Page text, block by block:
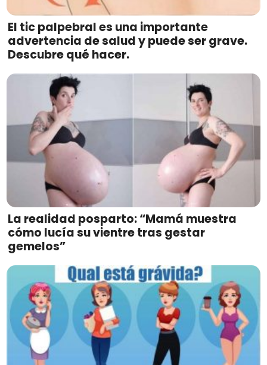
El tic palpebral es una importante
advertencia de salud y puede ser grave.
Descubre qué hacer.
La realidad posparto: “Mamá muestra
cómo lucía su vientre tras gestar
gemelos”